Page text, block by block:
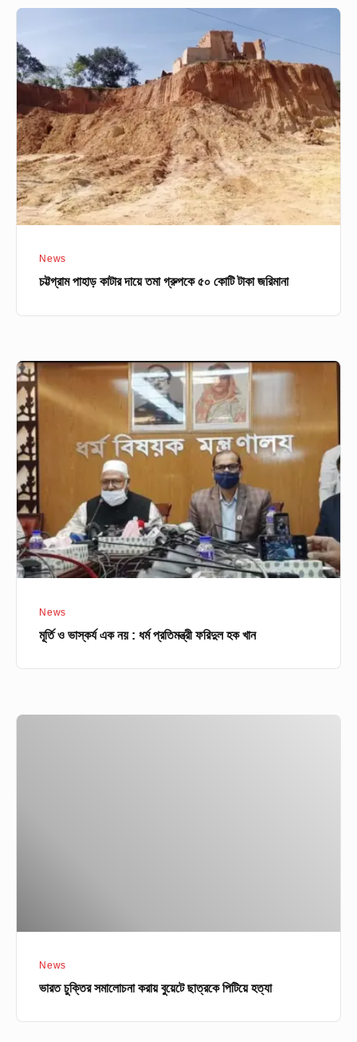
পাহাড়
কাটার
দায়ে
তমা
গ্রুপকে
৫০
কোটি
টাকা
জরিমানা
News
চট্টগ্রাম পাহাড় কাটার দায়ে তমা গ্রুপকে ৫০ কোটি টাকা জরিমানা
মূর্তি
ও
ভাস্কর্য
এক
নয়
ধর্ম
প্রতিমন্ত্রী
ফরিদুল
হক
News
মূর্তি ও ভাস্কর্য এক নয় : ধর্ম প্রতিমন্ত্রী ফরিদুল হক খান
News
ভারত চুক্তির সমালোচনা করায় বুয়েটে ছাত্রকে পিটিয়ে হত্যা